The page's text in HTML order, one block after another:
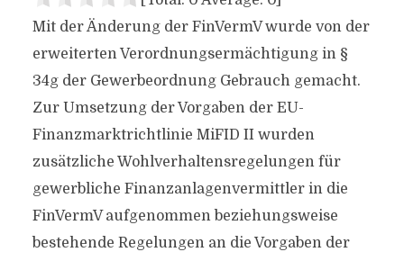
Mit der Änderung der FinVermV wurde von der
erweiterten Verordnungsermächtigung in §
34g der Gewerbeordnung Gebrauch gemacht.
Zur Umsetzung der Vorgaben der EU-
Finanzmarktrichtlinie MiFID II wurden
zusätzliche Wohlverhaltensregelungen für
gewerbliche Finanzanlagenvermittler in die
FinVermV aufgenommen beziehungsweise
bestehende Regelungen an die Vorgaben der